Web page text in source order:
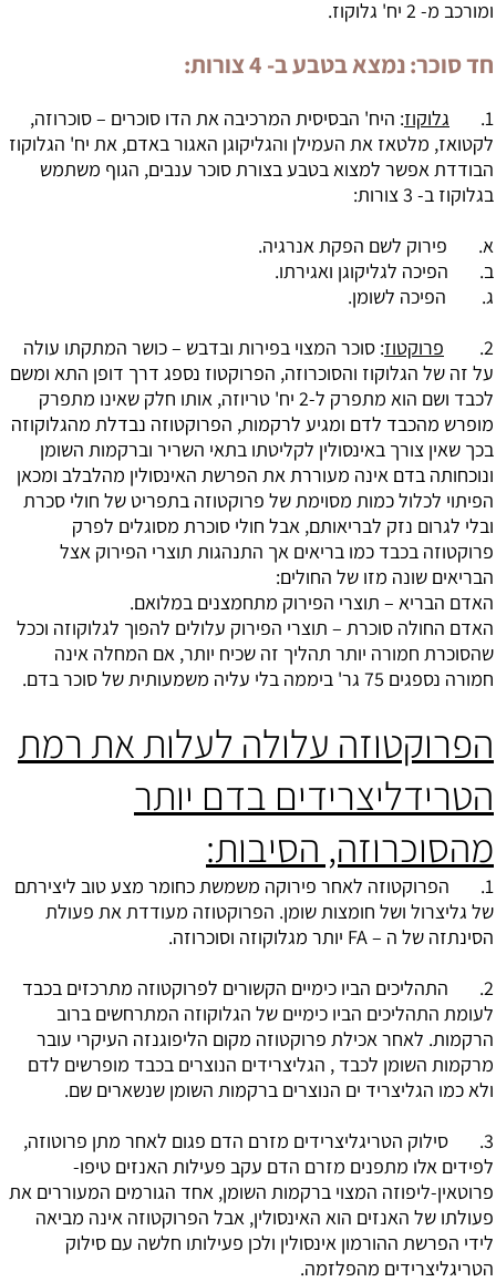
ומורכב מ- 2 יח' גלוקוז.
חד סוכר: נמצא בטבע ב- 4 צורות:
1. גלוקוז: היח' הבסיסית המרכיבה את הדו סוכרים – סוכרוזה,
לקטואז, מלטאז את העמילן והגליקוגן האגור באדם, את יח' הגלוקוז
הבודדת אפשר למצוא בטבע בצורת סוכר ענבים, הגוף משתמש
בגלוקוז ב- 3 צורות:
א. פירוק לשם הפקת אנרגיה.
ב. הפיכה לגליקוגן ואגירתו.
ג. הפיכה לשומן.
2.
פרוקטוז: סוכר המצוי בפירות ובדבש – כושר המתקתו עולה
על זה של הגלוקוז והסוכרוזה, הפרוקטוז נספג דרך דופן התא ומשם
לכבד ושם הוא מתפרק ל-2 יח' טריוזה, אותו חלק שאינו מתפרק
מופרש מהכבד לדם ומגיע לרקמות, הפרוקטוזה נבדלת מהגלוקוזה
בכך שאין צורך באינסולין לקליטתו בתאי השריר וברקמות השומן
ונוכחותה בדם אינה מעוררת את הפרשת האינסולין מהלבלב ומכאן
הפיתוי לכלול כמות מסוימת של פרוקטוזה בתפריט של חולי סכרת
ובלי לגרום נזק לבריאותם, אבל חולי סוכרת מסוגלים לפרק
פרוקטוזה בכבד כמו בריאים אך התנהגות תוצרי הפירוק אצל
הבריאים שונה מזו של החולים:
האדם הבריא – תוצרי הפירוק מתחמצנים במלואם.
האדם החולה סוכרת – תוצרי הפירוק עלולים להפוך לגלוקוזה וככל
שהסוכרת חמורה יותר תהליך זה שכיח יותר, אם המחלה אינה
חמורה נספגים 75 גר' ביממה בלי עליה משמעותית של סוכר בדם.
הפרוקטוזה עלולה לעלות את רמת
הטרידליצרידים בדם יותר
מהסוכרוזה, הסיבות:
1. הפרוקטוזה לאחר פירוקה משמשת כחומר מצע טוב ליצירתם
של גליצרול ושל חומצות שומן. הפרוקטוזה מעודדת את פעולת
הסינתזה של ה – FA יותר מגלוקוזה וסוכרוזה.
2. התהליכים הביו כימיים הקשורים לפרוקטוזה מתרכזים בכבד
לעומת התהליכים הביו כימיים של הגלוקוזה המתרחשים ברוב
הרקמות. לאחר אכילת פרוקטוזה מקום הליפוגנזה העיקרי עובר
מרקמות השומן לכבד , הגליצרידים הנוצרים בכבד מופרשים לדם
ולא כמו הגליצריד ים הנוצרים ברקמות השומן שנשארים שם.
3. סילוק הטריגליצרידים מזרם הדם פגום לאחר מתן פרוטוזה,
לפידים אלו מתפנים מזרם הדם עקב פעילות האנזים טיפו-
פרוטאין-ליפוזה המצוי ברקמות השומן, אחד הגורמים המעוררים את
פעולתו של האנזים הוא האינסולין, אבל הפרוקטוזה אינה מביאה
לידי הפרשת ההורמון אינסולין ולכן פעילותו חלשה עם סילוק
הטריגליצרידים מהפלזמה.